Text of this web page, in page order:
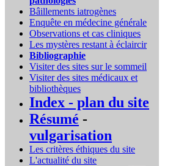
Bâillements iatrogènes
Enquête en médecine générale
Observations et cas cliniques
Les mystères restant à éclaircir
Bibliographie
Visiter des sites sur le sommeil
Visiter des sites médicaux et
bibliothèques
Index - plan du site
Résumé -
vulgarisation
Les critères éthiques du site
L'actualité du site